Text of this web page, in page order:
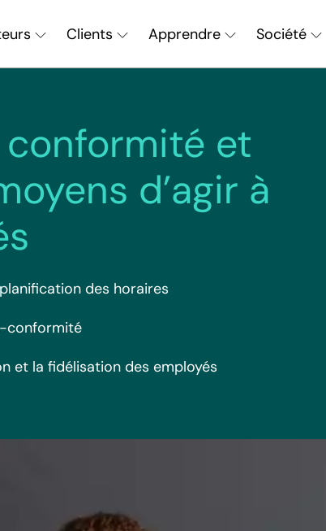
Clients Apprendre Société
Chercher
et
d’agir à
des horaires
conformité
et la fidélisation des employés